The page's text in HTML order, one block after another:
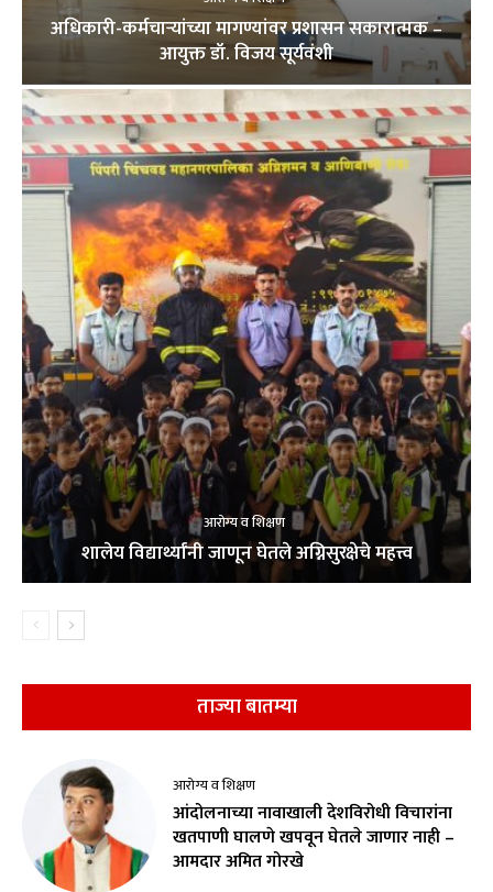
अधिकारी-कर्मचाऱ्यांच्या मागण्यांवर प्रशासन सकारात्मक –
आयुक्त डॉ. विजय सूर्यवंशी
आरोग्य व शिक्षण
शालेय विद्यार्थ्यांनी जाणून घेतले अग्निसुरक्षेचे महत्त्व
ताज्या बातम्या
आरोग्य व शिक्षण
आंदोलनाच्या नावाखाली देशविरोधी विचारांना
खतपाणी घालणे खपवून घेतले जाणार नाही –
आमदार अमित गोरखे